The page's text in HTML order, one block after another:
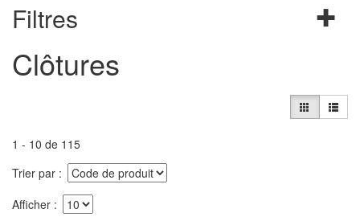
Filtres
Clôtures
1 - 10 de 115
Trier par
Afficher